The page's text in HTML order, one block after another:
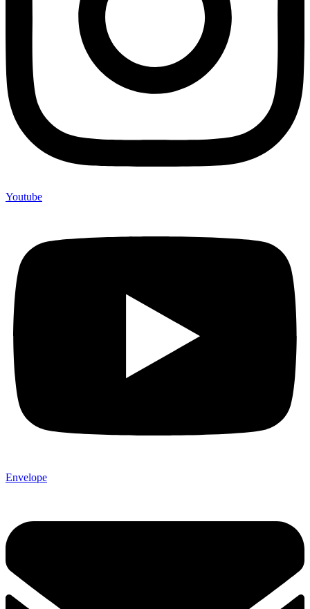
Youtube
Envelope